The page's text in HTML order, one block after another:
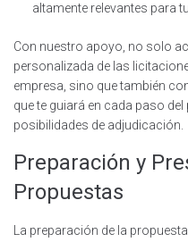
altamente relevantes para
Con nuestro apoyo, no solo
personalizada de las
empresa, sino que también
que te guiará en cada paso
posibilidades de adjudicación.
Preparación y
Propuestas
La preparación de la